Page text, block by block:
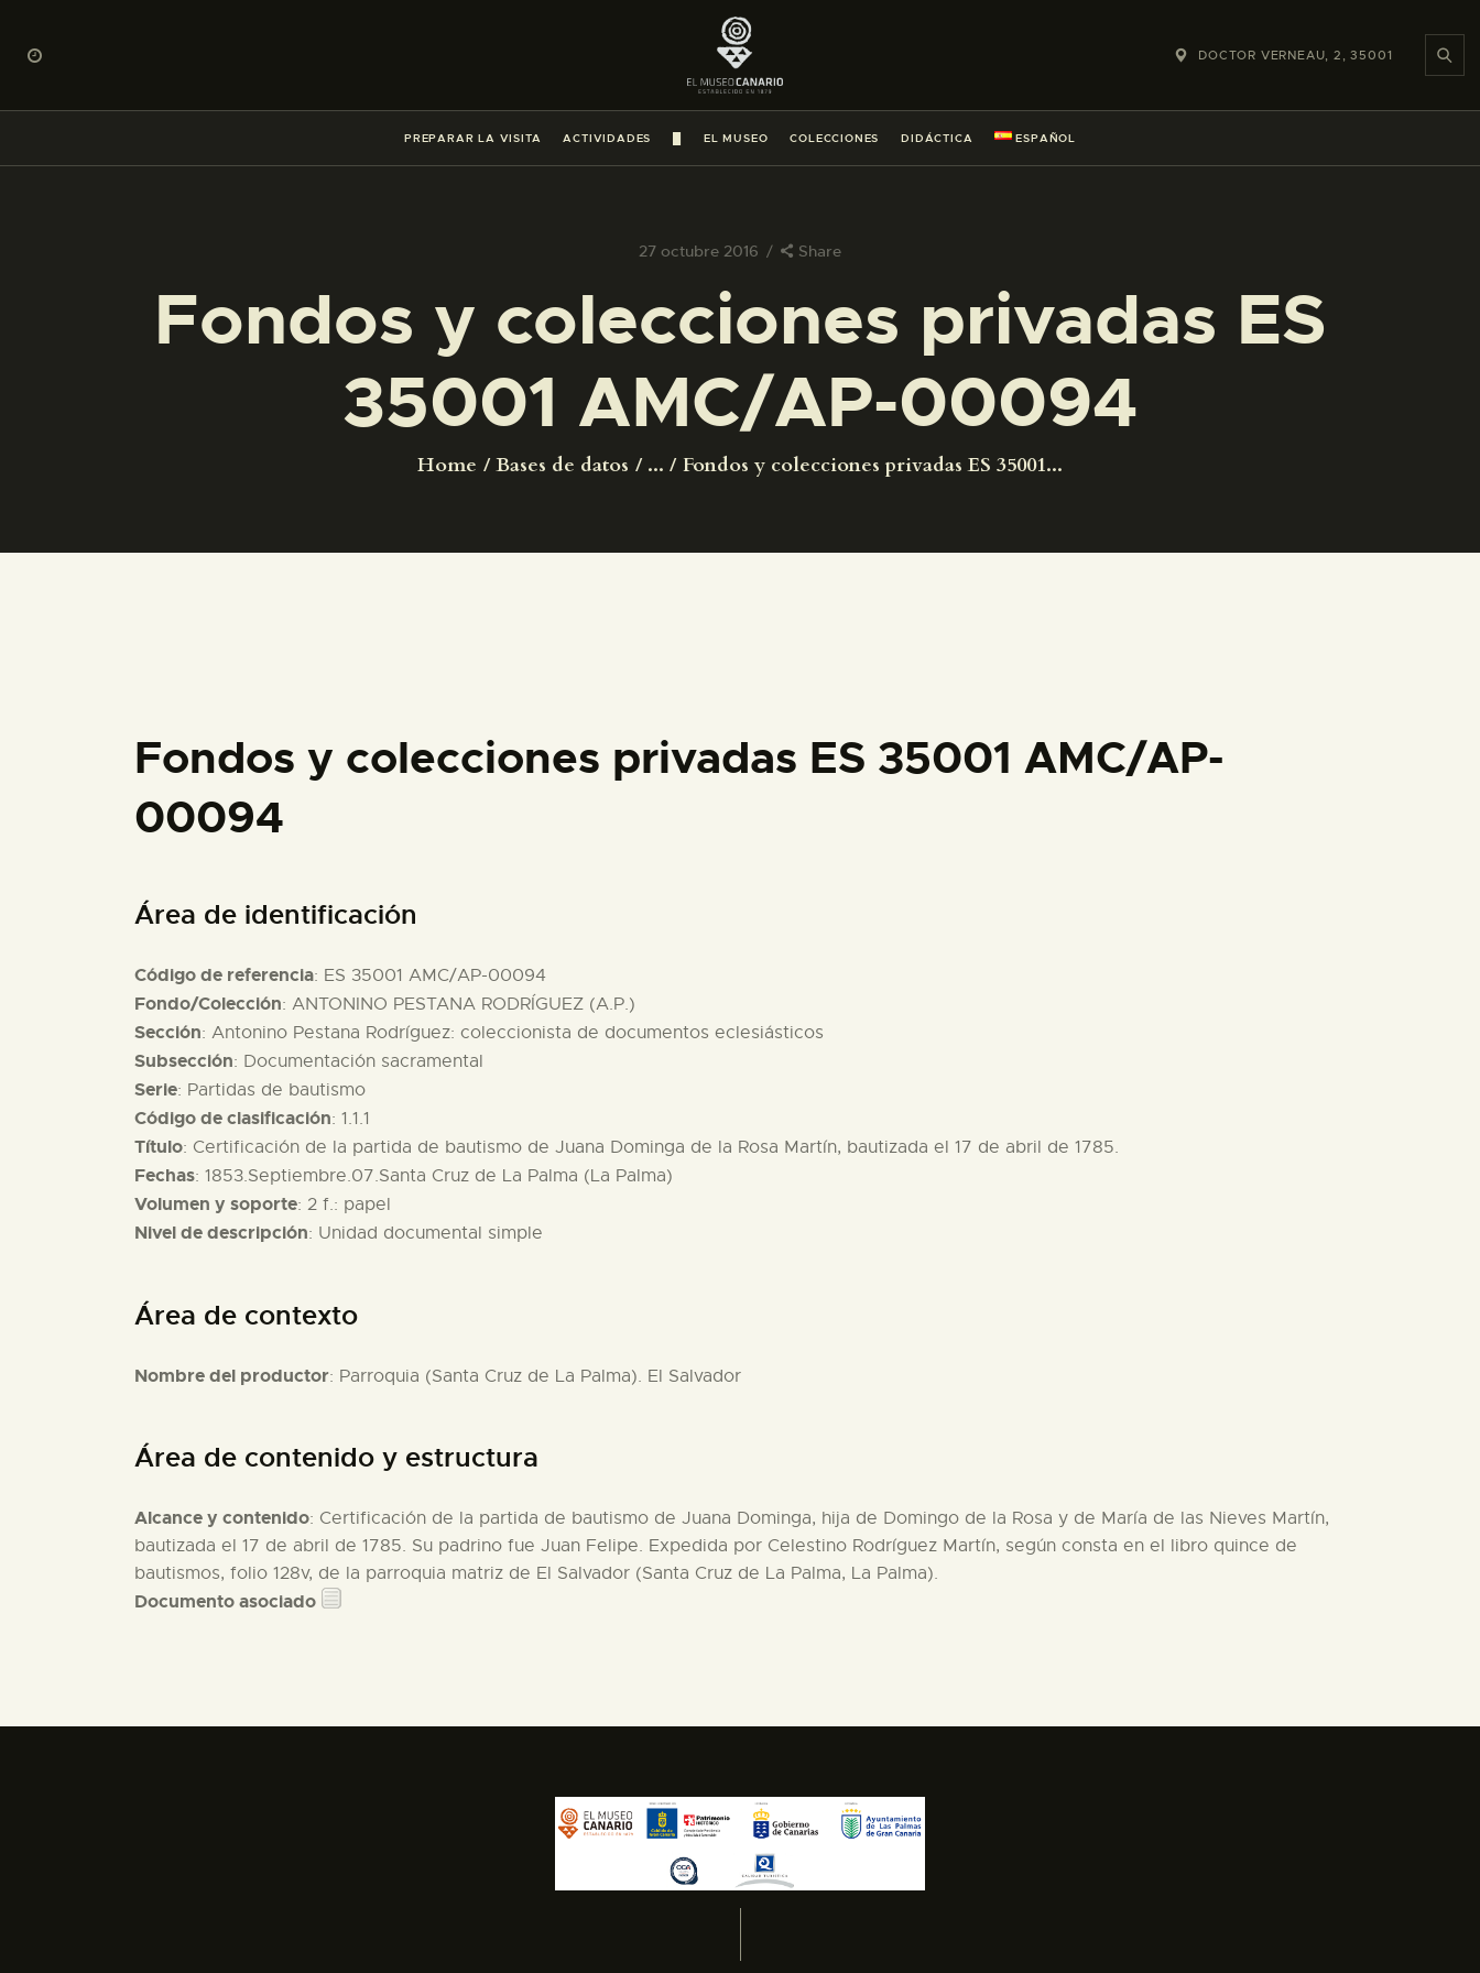
DOCTOR VERNEAU, 2, 35001
PREPARAR LA VISITA ACTIVIDADES EL MUSEO COLECCIONES DIDÁCTICA ESPAÑOL
27 octubre 2016 Share
Fondos y colecciones privadas ES
35001 AMC/AP-00094
Home Bases de datos ... Fondos y colecciones privadas ES 35001...
PREPARAR LA VISITA
ACTIVIDADES
█
COLECCIONES
DIDÁCTICA
ESPAÑOL
Fondos y colecciones privadas ES 35001 AMC/AP-
00094
Área de identificación
Código de referencia: ES 35001 AMC/AP-00094
Fondo/Colección: ANTONINO PESTANA RODRÍGUEZ (A.P.)
Sección: Antonino Pestana Rodríguez: coleccionista de documentos eclesiásticos
Subsección: Documentación sacramental
Serie: Partidas de bautismo
Código de clasificación: 1.1.1
Título: Certificación de la partida de bautismo de Juana Dominga de la Rosa Martín, bautizada el 17 de abril de 1785.
Fechas: 1853.Septiembre.07.Santa Cruz de La Palma (La Palma)
Volumen y soporte: 2 f.: papel
Nivel de descripción: Unidad documental simple
Área de contexto
Nombre del productor: Parroquia (Santa Cruz de La Palma). El Salvador
Área de contenido y estructura
Alcance y contenido: Certificación de la partida de bautismo de Juana Dominga, hija de Domingo de la Rosa y de María de las Nieves Martín,
bautizada el 17 de abril de 1785. Su padrino fue Juan Felipe. Expedida por Celestino Rodríguez Martín, según consta en el libro quince de
bautismos, folio 128v, de la parroquia matriz de El Salvador (Santa Cruz de La Palma, La Palma).
Documento asociado